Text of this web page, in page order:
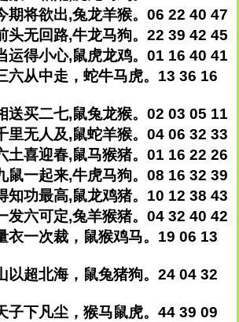
期将欲出,兔龙羊猴。06 22 40 47
头无回路,牛龙马狗。22 39 42 45
运得小心,鼠虎龙鸡。01 16 40 41
六从中走，蛇牛马虎。13 36 16
送买二七,鼠兔龙猴。02 03 05 11
里无人及,鼠蛇羊猴。04 06 32 33
土喜迎春,鼠马猴猪。01 16 22 26
鼠一起来,牛虎马狗。08 16 32 39
知功最高,鼠龙鸡猪。10 12 38 43
发六可定,兔羊猴猪。04 32 40 42
衣一次裁，鼠猴鸡马。19 06 13
以超北海，鼠兔猪狗。24 04 32
子下凡尘，猴马鼠虎。44 39 09